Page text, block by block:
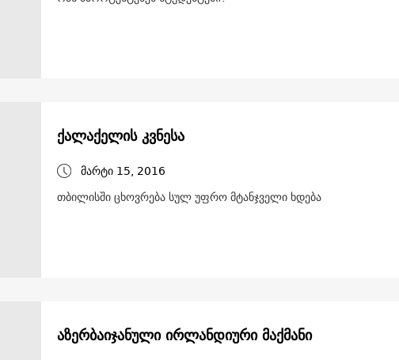
ქალაქელის კვნესა
მარტი 15, 2016
თბილისში ცხოვრება სულ უფრო მტანჯველი ხდება
აზერბაიჯანული ირლანდიური მაქმანი